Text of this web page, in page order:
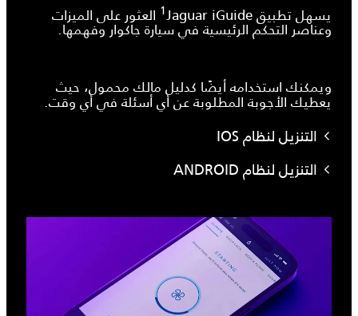
يسهل تطبيق Jaguar iGuide‏ 1 العثور على الميزات
وعناصر التحكم الرئيسية في سيارة جاكوار وفهمها.
ويمكنك استخدامه أيضًا كدليل مالك محمول، حيث
يعطيك الأجوبة المطلوبة عن أي أسئلة في أي وقت.
التنزيل لنظام IOS
التنزيل لنظام ANDROID